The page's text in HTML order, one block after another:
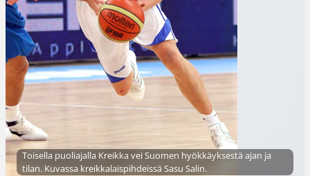
Toisella puoliajalla Kreikka vei Suomen hyökkäyksestä ajan ja
tilan. Kuvassa kreikkalaispihdeissä Sasu Salin.